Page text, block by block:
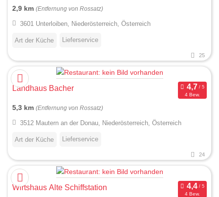
2,9 km (Entfernung von Rossatz)
3601 Unterloiben, Niederösterreich, Österreich
Art der Küche Lieferservice
25
Landhaus Bacher
4 Bew.
5,3 km (Entfernung von Rossatz)
3512 Mautern an der Donau, Niederösterreich, Österreich
Art der Küche Lieferservice
24
Wirtshaus Alte Schiffstation
4 Bew.